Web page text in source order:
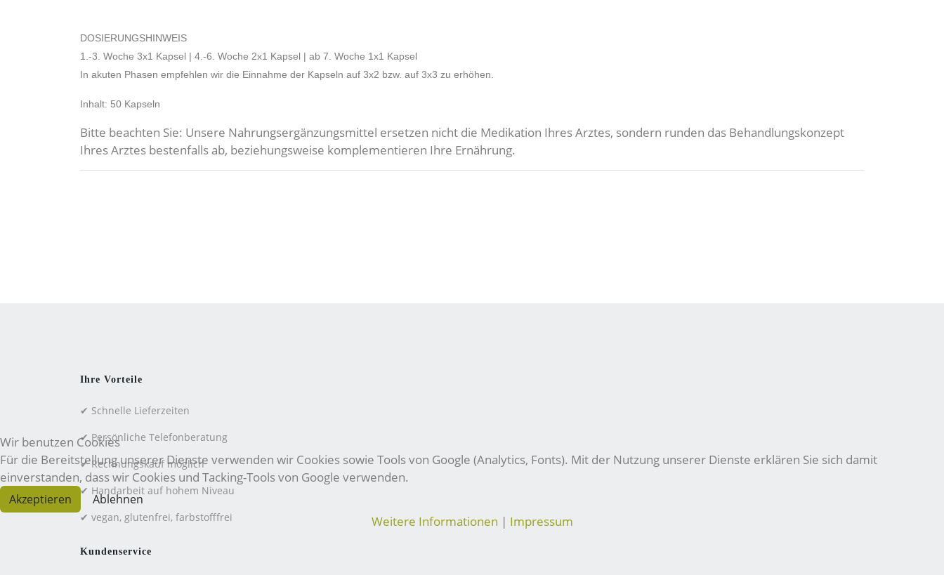
DOSIERUNGSHINWEIS
1.-3. Woche 3x1 Kapsel | 4.-6. Woche 2x1 Kapsel | ab 7. Woche 1x1 Kapsel
In akuten Phasen empfehlen wir die Einnahme der Kapseln auf 3x2 bzw. auf 3x3 zu erhöhen.
Inhalt: 50 Kapseln
Bitte beachten Sie: Unsere Nahrungsergänzungsmittel ersetzen nicht die Medikation Ihres Arztes, sondern runden das Behandlungskonzept
Ihres Arztes bestenfalls ab, beziehungsweise komplementieren Ihre Ernährung.
Ihre Vorteile
✔ Schnelle Lieferzeiten
✔ Persönliche Telefonberatung
✔ Rechnungskauf möglich
✔ Handarbeit auf hohem Niveau
✔ vegan, glutenfrei, farbstofffrei
Kundenservice
Wir benutzen Cookies
Für die Bereitstellung unserer Dienste verwenden wir Cookies sowie Tools von Google (Analytics, Fonts). Mit der Nutzung unserer Dienste erklären Sie sich damit
einverstanden, dass wir Cookies und Tacking-Tools von Google verwenden.
Akzeptieren Ablehnen
Weitere Informationen | Impressum